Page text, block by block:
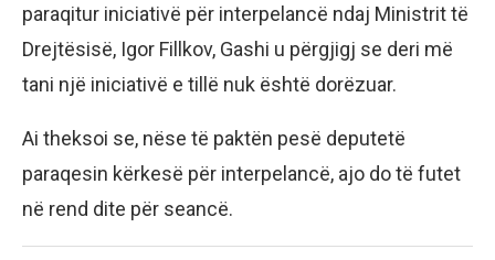
paraqitur iniciativë për interpelancë ndaj Ministrit të
Drejtësisë, Igor Fillkov, Gashi u përgjigj se deri më
tani një iniciativë e tillë nuk është dorëzuar.
Ai theksoi se, nëse të paktën pesë deputetë
paraqesin kërkesë për interpelancë, ajo do të futet
në rend dite për seancë.